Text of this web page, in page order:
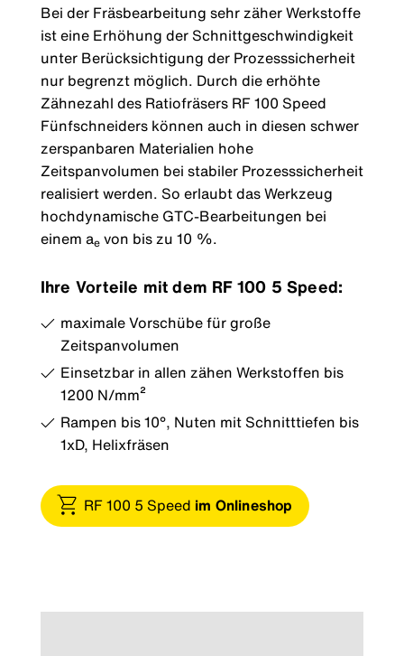
Bei der Fräsbearbeitung sehr zäher Werkstoffe
ist eine Erhöhung der Schnittgeschwindigkeit
unter Berücksichtigung der Prozesssicherheit
nur begrenzt möglich. Durch die erhöhte
Zähnezahl des Ratiofräsers RF 100 Speed
Fünfschneiders können auch in diesen schwer
zerspanbaren Materialien hohe
Zeitspanvolumen bei stabiler Prozesssicherheit
realisiert werden. So erlaubt das Werkzeug
hochdynamische GTC-Bearbeitungen bei
einem aevon bis zu 10 %.
Ihre Vorteile mit dem RF 100 5 Speed:
maximale Vorschübe für große
Zeitspanvolumen
Einsetzbar in allen zähen Werkstoffen bis
1200 N/mm²
Rampen bis 10°, Nuten mit Schnitttiefen bis
1xD, Helixfräsen
RF 100 5 Speed im Onlineshop